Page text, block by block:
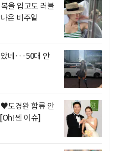
을 입고도 러블
온 비주얼
네···50대 안
도경완 합류 안
쎈 이슈]